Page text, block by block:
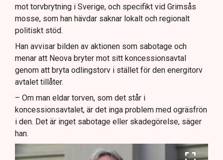
mot torvbrytning i Sverige, och specifikt vid Grimsås
mosse, som han hävdar saknar lokalt och regionalt
politiskt stöd.
Han avvisar bilden av aktionen som sabotage och
menar att Neova bryter mot sitt koncessionsavtal
genom att bryta odlingstorv i stället för den energitorv
avtalet tillåter.
– Om man eldar torven, som det står i
koncessionsavtalet, är det inga problem med ogräsfrön
i den. Det är inget sabotage eller skadegörelse, säger
han.